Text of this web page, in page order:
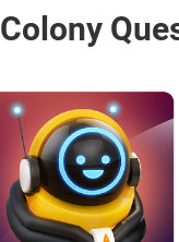
Colony